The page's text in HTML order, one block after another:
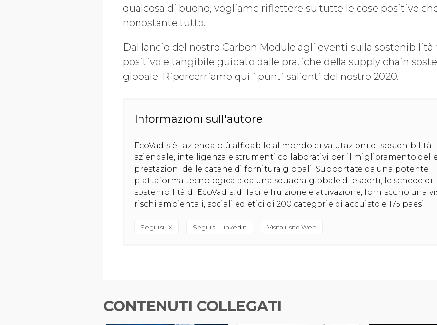
qualcosa di buono, vogliamo riflettere su tutte le cose positive
nonostante tutto.
Dal lancio del nostro Carbon Module agli eventi sulla
positivo e tangibile guidato dalle pratiche della supply chain
globale. Ripercorriamo qui i punti salienti del nostro 2020.
Informazioni sull'autore
EcoVadis è l'azienda più affidabile al mondo di valutazioni di sostenibilità
aziendale, intelligenza e strumenti collaborativi per il miglioramento delle
prestazioni delle catene di fornitura globali. Supportate da una potente
piattaforma tecnologica e da una squadra globale di esperti, le schede di
sostenibilità di EcoVadis, di facile fruizione e attivazione, forniscono una
rischi ambientali, sociali ed etici di 200 categorie di acquisto e 175 paesi.
Segui su X Segui su LinkedIn Visita il sito Web
CONTENUTI COLLEGATI